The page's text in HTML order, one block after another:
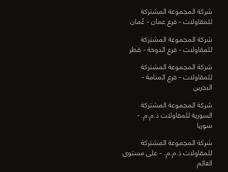
شركة المجموعة المشتركة
للمقاولات - فرع عمان - عُمان
شركة المجموعة المشتركة
للمقاولات - فرع الدوحة - قطر
شركة المجموعة المشتركة
للمقاولات - فرع المنامة -
البحرين
شركة المجموعة المشتركة
السورية للمقاولات ذ.م.م. -
سوريا
شركة المجموعة المشتركة
للمقاولات ذ.م.م. - على مستوى
العالم